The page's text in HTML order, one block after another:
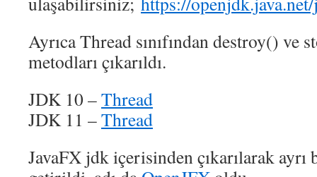
Ayrıca Thread sınıfından destroy() ve
metodları çıkarıldı.
JDK 10 –Thread
JDK 11 –Thread
JavaFX jdk içerisinden çıkarılarak